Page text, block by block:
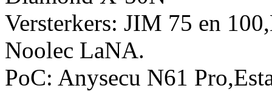
Versterkers: JIM 75 en
Noolec LaNA.
PoC: Anysecu N61